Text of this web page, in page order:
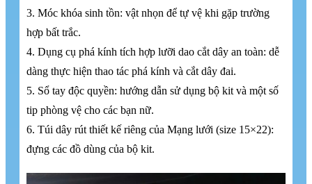
3. Móc khóa sinh tồn: vật nhọn để tự vệ khi gặp trường
hợp bất trắc.
4. Dụng cụ phá kính tích hợp lưỡi dao cắt dây an toàn: dễ
dàng thực hiện thao tác phá kính và cắt dây đai.
5. Sổ tay độc quyền: hướng dẫn sử dụng bộ kit và một số
tip phòng vệ cho các bạn nữ.
6. Túi dây rút thiết kế riêng của Mạng lưới (size 15×22):
đựng các đồ dùng của bộ kit.